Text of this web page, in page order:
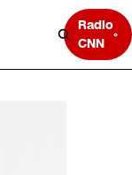
Radio
CNN